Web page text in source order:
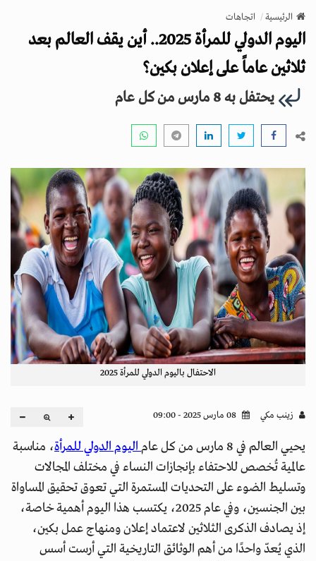
v
g
a
i
الرئيسية اتجاهات
اليوم الدولي للمرأة 2025.. أين يقف العالم بعد
ثلاثين عاماً على إعلان بكين؟
يحتفل به 8 مارس من كل عام
الاحتفال باليوم الدولي للمرأة 2025
زينب مكي
يحيي العالم في 8 مارس من كل عام اليوم الدولي للمرأة، مناسبة
عالمية تُخصص للاحتفاء بإنجازات النساء في مختلف المجالات
وتسليط الضوء على التحديات المستمرة التي تعوق تحقيق المساواة
بين الجنسين، وفي عام 2025، يكتسب هذا اليوم أهمية خاصة،
إذ يصادف الذكرى الثلاثين لاعتماد إعلان ومنهاج عمل بكين،
الذي يُعدّ واحدًا من أهم الوثائق التاريخية التي أرست أسس